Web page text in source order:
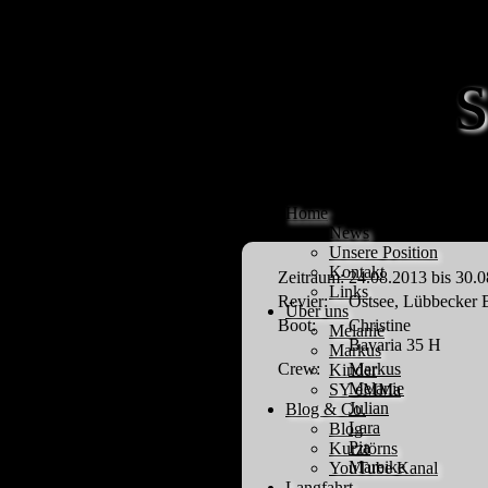
Home
News
Unsere Position
Kontakt
Links
Über uns
Melanie
Markus
Kinder
SY eMMa
Blog & Co.
Blog
Kurztörns
YouTube Kanal
Zeitraum: 24.08.2013 bis
Revier:
Ostsee, Lübbecker
Boot:
Christine
Bavaria 35 H
Crew:
Markus
Melanie
Julian
Lara
Pia
Mareike